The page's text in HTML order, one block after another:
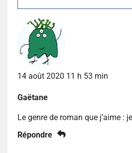
14 août 2020 11 h 53 min
Gaëtane
Le genre de roman que j’aime :
Répondre